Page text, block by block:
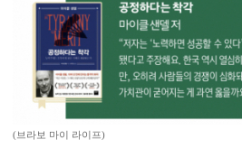
(브라보 마이 라이프)